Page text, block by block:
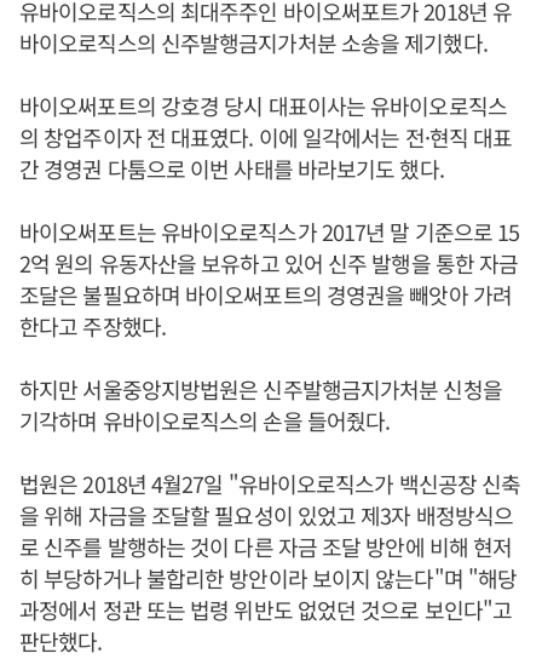
유바이오로직스의 최대주주인 바이오써포트가 2018년 유
바이오로직스의 신주발행금지가처분 소송을 제기했다.
바이오써포트의 강호경 당시 대표이사는 유바이오로직스
의 창업주이자 전 대표였다. 이에 일각에서는 전·현직 대표
간 경영권 다툼으로 이번 사태를 바라보기도 했다.
바이오써포트는 유바이오로직스가 2017년 말 기준으로 15
2억 원의 유동자산을 보유하고 있어 신주 발행을 통한 자금
조달은 불필요하며 바이오써포트의 경영권을 빼앗아 가려
한다고 주장했다.
하지만 서울중앙지방법원은 신주발행금지가처분 신청을
기각하며 유바이오로직스의 손을 들어줬다.
법원은 2018년 4월27일 "유바이오로직스가 백신공장 신축
을 위해 자금을 조달할 필요성이 있었고 제3자 배정방식으
로 신주를 발행하는 것이 다른 자금 조달 방안에 비해 현저
히 부당하거나 불합리한 방안이라 보이지 않는다"며 "해당
과정에서 정관 또는 법령 위반도 없었던 것으로 보인다"고
판단했다.